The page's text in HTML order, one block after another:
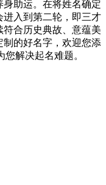
助运。在将姓名确定
入到第二轮，即三才
合历史典故、意蕴美
的好名字，欢迎您添
您解决起名难题。